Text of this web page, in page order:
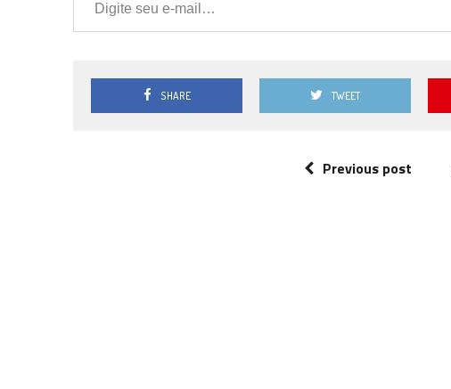
SHARE TWEET
Previous post